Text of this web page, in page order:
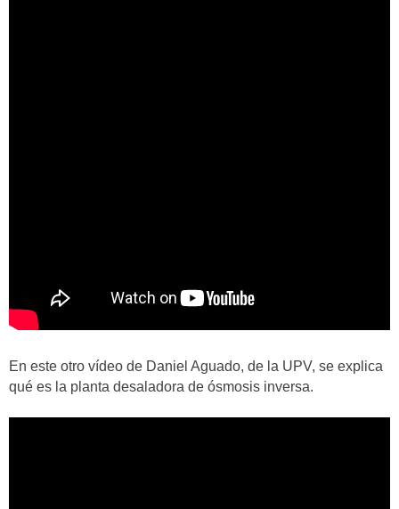
En este otro vídeo de Daniel Aguado, de la UPV, se explica
qué es la planta desaladora de ósmosis inversa.